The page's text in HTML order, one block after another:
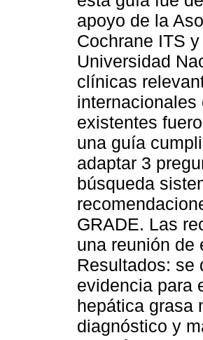
apoyo de la
Cochrane ITS
Universidad
clínicas
existentes
una guía
adaptar 3
búsqueda
GRADE. Las
una reunión de
Resultados: se
evidencia para
hepática grasa
diagnóstico y